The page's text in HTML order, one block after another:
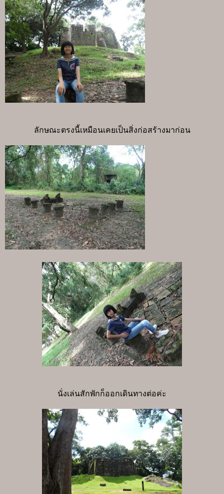
ลักษณะตรงนี้เหมือนเคยเป็นสิ่งก่อสร้างมาก่อน
นั่งเล่นสักพักก็ออกเดินทางต่อค่ะ